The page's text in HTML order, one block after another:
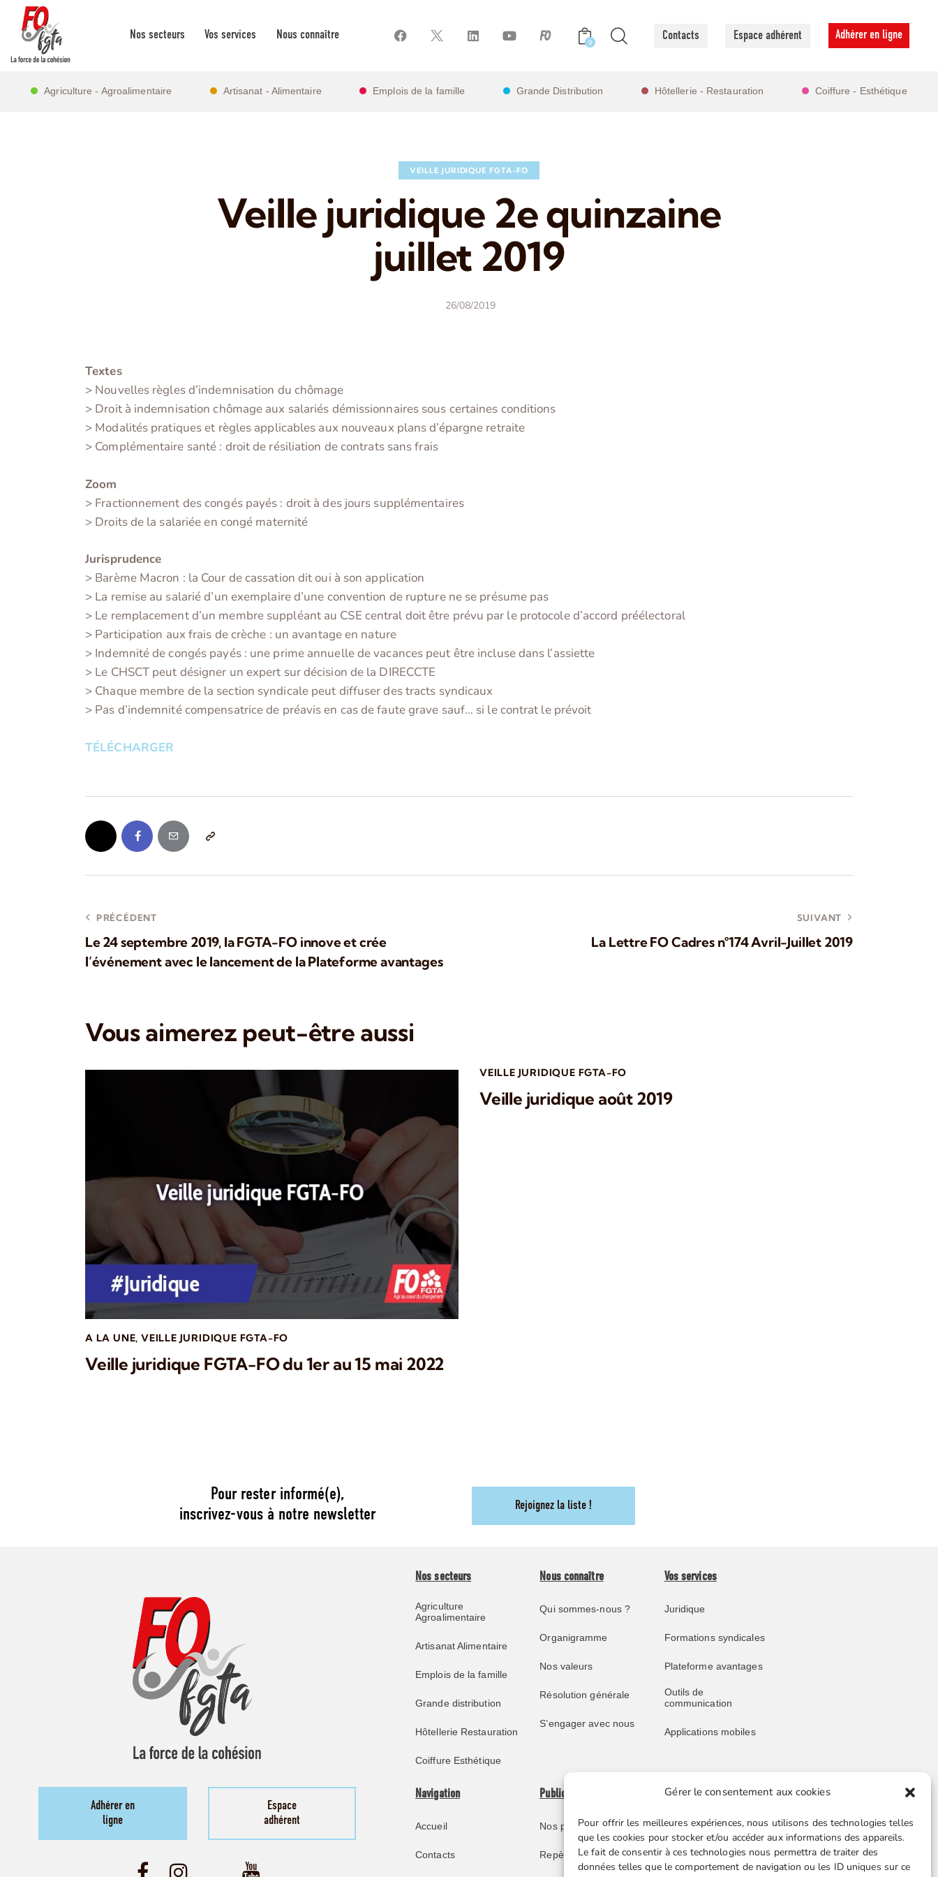
Gérer le consentement aux cookies
Pour offrir les meilleures expériences, nous utilisons des technologies telles
que les cookies pour stocker et/ou accéder aux informations des appareils.
Le fait de consentir à ces technologies nous permettra de traiter des
données telles que le comportement de navigation ou les ID uniques sur ce
Nos secteurs Vos services Nous connaître
0 Contacts Espace adhérent Adhérer en ligne
Agriculture - Agroalimentaire Artisanat - Alimentaire Emplois de la famille Grande Distribution Hôtellerie - Restauration Coiffure - Esthétique
VEILLE JURIDIQUE FGTA-FO
Veille juridique 2e quinzaine
juillet 2019
26/08/2019
Textes
> Nouvelles règles d’indemnisation du chômage
> Droit à indemnisation chômage aux salariés démissionnaires sous certaines conditions
> Modalités pratiques et règles applicables aux nouveaux plans d’épargne retraite
> Complémentaire santé : droit de résiliation de contrats sans frais
Zoom
> Fractionnement des congés payés : droit à des jours supplémentaires
> Droits de la salariée en congé maternité
Jurisprudence
> Barème Macron : la Cour de cassation dit oui à son application
> La remise au salarié d’un exemplaire d’une convention de rupture ne se présume pas
> Le remplacement d’un membre suppléant au CSE central doit être prévu par le protocole d’accord préélectoral
> Participation aux frais de crèche : un avantage en nature
> Indemnité de congés payés : une prime annuelle de vacances peut être incluse dans l’assiette
> Le CHSCT peut désigner un expert sur décision de la DIRECCTE
> Chaque membre de la section syndicale peut diffuser des tracts syndicaux
> Pas d’indemnité compensatrice de préavis en cas de faute grave sauf… si le contrat le prévoit
TÉLÉCHARGER
PRÉCÉDENT
Le 24 septembre 2019, la FGTA-FO innove et crée
l’événement avec le lancement de la Plateforme avantages
SUIVANT
La Lettre FO Cadres n°174 Avril-Juillet 2019
Vous aimerez peut-être aussi
A LA UNE,VEILLE JURIDIQUE FGTA-FO
Veille juridique FGTA-FO du 1er au 15 mai 2022
VEILLE JURIDIQUE FGTA-FO
Veille juridique août 2019
Pour rester informé(e),
inscrivez-vous à notre newsletter
Rejoignez la liste !
Adhérer en
ligne
Espace
adhérent
Nos secteurs
Agriculture
Agroalimentaire
Artisanat Alimentaire
Emplois de la famille
Grande distribution
Hôtellerie Restauration
Coiffure Esthétique
Nous connaître
Qui sommes-nous ?
Organigramme
Nos valeurs
Résolution générale
S’engager avec nous
Vos services
Juridique
Formations syndicales
Plateforme avantages
Outils de
communication
Applications mobiles
Navigation
Accueil
Contacts
Publications
Nos publications
Repère juridique
Liens utiles
Boutique en ligne
Espace Presse